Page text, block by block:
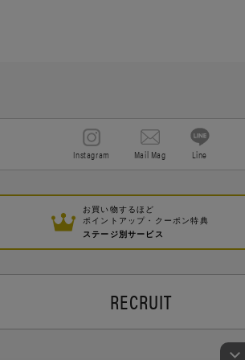
Instagram Mail Mag Line
お買い物するほど
ポイントアップ・クーポン特典
ステージ別サービス
RECRUIT